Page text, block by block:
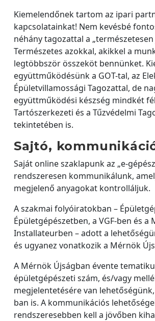
Kiemelendőnek tartom az ipari
kapcsolatainkat! Nem kevésbé
néhány tagozattal a
Természetes azokkal, akikkel a
legtöbbször összeköt bennünket.
együttműködésünk a GOT-tal, az
Épületvillamossági Tagozattal, de
együttműködési készség mindkét
Tartószerkezeti és a Tűzvédelmi
tekintetében is.
Sajtó,
Saját online szaklapunk az „e-
rendszeresen kommunikálunk,
megjelenő anyagokat kontrolláljuk.
A szakmai folyóiratokban –
Épületgépészetben, a VGF-ben és a
Installateurben – adott a
és ugyanez vonatkozik a Mérnök
A Mérnök Újságban évente
épületgépészeti szám, és/vagy
megjelentetésére van
ban is. A kommunikációs
rendszeresebben kell a jövőben